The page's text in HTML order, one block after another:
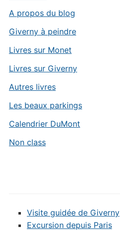
A propos du blog
Giverny à peindre
Livres sur Monet
Livres sur Giverny
Autres livres
Les beaux parkings
Calendrier DuMont
Non class
Visite guidée de Giverny
Excursion depuis Paris